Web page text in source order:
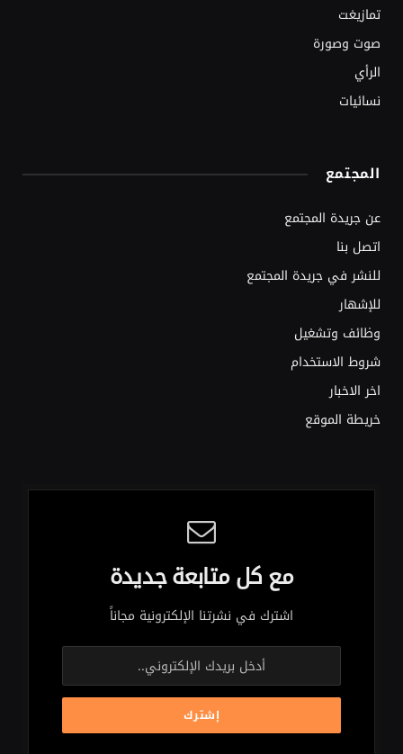
تمازيغت
صوت وصورة
الرأي
نسائيات
المجتمع
عن جريدة المجتمع
اتصل بنا
للنشر في جريدة المجتمع
للإشهار
وظائف وتشغيل
شروط الاستخدام
اخر الاخبار
خريطة الموقع
مع كل متابعة جديدة
اشترك في نشرتنا الإلكترونية مجاناً